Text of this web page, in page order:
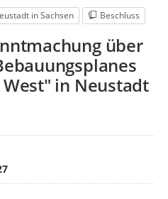
in Sachsen Beschluss
über
in Neustadt